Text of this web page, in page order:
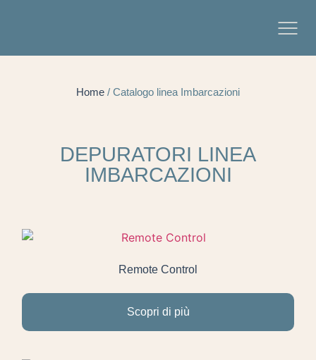
Home / Catalogo linea Imbarcazioni
DEPURATORI LINEA
IMBARCAZIONI
Remote Control
Scopri di più